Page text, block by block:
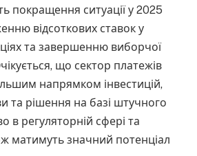
покращення ситуації у 2025
відсоткових ставок у
та завершенню виборчої
що сектор платежів
напрямком інвестицій,
та рішення на базі штучного
в регуляторній сфері та
матимуть значний потенціал